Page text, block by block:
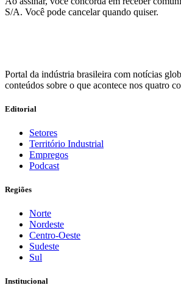
S/A. Você pode cancelar quando quiser.
Portal da indústria brasileira com notícias
conteúdos sobre o que acontece nos quatro
Editorial
Setores
Território Industrial
Empregos
Podcast
Regiões
Norte
Nordeste
Centro-Oeste
Sudeste
Sul
Institucional